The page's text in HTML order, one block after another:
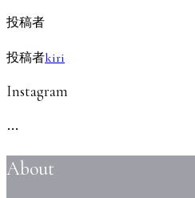
投稿者
投稿者kiri
Instagram
…
About